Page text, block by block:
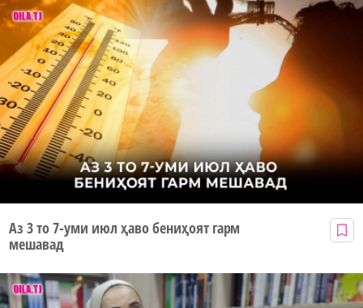
Аз 3 то 7-уми июл ҳаво бениҳоят гарм
мешавад